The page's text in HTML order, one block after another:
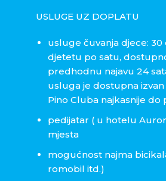
USLUGE UZ DOPLATU
usluge čuvanja djece:
djetetu po satu,
predhodnu najavu 24
usluga je dostupna
Pino Cluba najkasnije do
pedijatar ( u hotelu
mjesta
mogućnost najma
romobil itd.)